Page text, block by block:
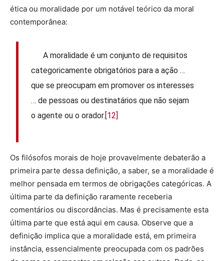
ética ou moralidade por um notável teórico da moral
contemporânea:
A moralidade é um conjunto de requisitos
categoricamente obrigatórios para a ação …
que se preocupam em promover os interesses
… de pessoas ou destinatários que não sejam
o agente ou o orador.[12]
Os filósofos morais de hoje provavelmente debaterão a
primeira parte dessa definição, a saber, se a moralidade é
melhor pensada em termos de obrigações categóricas. A
última parte da definição raramente receberia
comentários ou discordâncias. Mas é precisamente esta
última parte que está aqui em causa. Observe que a
definição implica que a moralidade está, em primeira
instância, essencialmente preocupada com os padrões